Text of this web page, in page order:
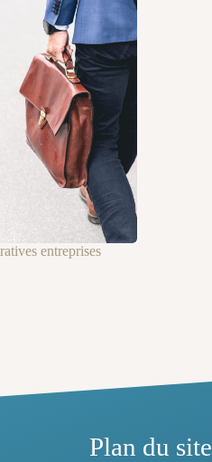
entreprises
Plan du site